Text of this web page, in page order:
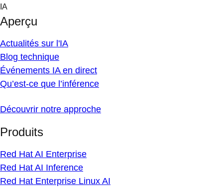
Skip
content
IA
Aperçu
Actualités sur l'IA
Blog technique
Événements IA en direct
Qu’est-ce que l’inférence
Découvrir notre approche
Produits
Red Hat AI Enterprise
Red Hat AI Inference
Red Hat Enterprise Linux AI